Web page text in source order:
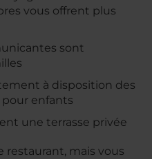
vous offrent plus
sont
à disposition des
pour enfants
une terrasse privée
restaurant, mais vous